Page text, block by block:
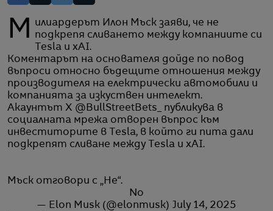
Милиардерът Илон Мъск заяви, че не
подкрепя сливането между компаниите си
Tesla и xAI.
Коментарът на основателя дойде по повод
въпроси относно бъдещите отношения между
производителя на електрически автомобили и
компанията за изкуствен интелект.
Акаунтът X @BullStreetBets_ публикува в
социалната мрежа отворен въпрос към
инвеститорите в Tesla, в който ги пита дали
подкрепят сливане между Tesla и xAI.
Мъск отговори с „Не“.
No
— Elon Musk (@elonmusk) July 14, 2025